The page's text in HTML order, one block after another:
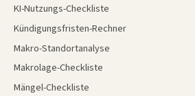
KI-Nutzungs-Checkliste
Kündigungsfristen-Rechner
Makro-Standortanalyse
Makrolage-Checkliste
Mängel-Checkliste